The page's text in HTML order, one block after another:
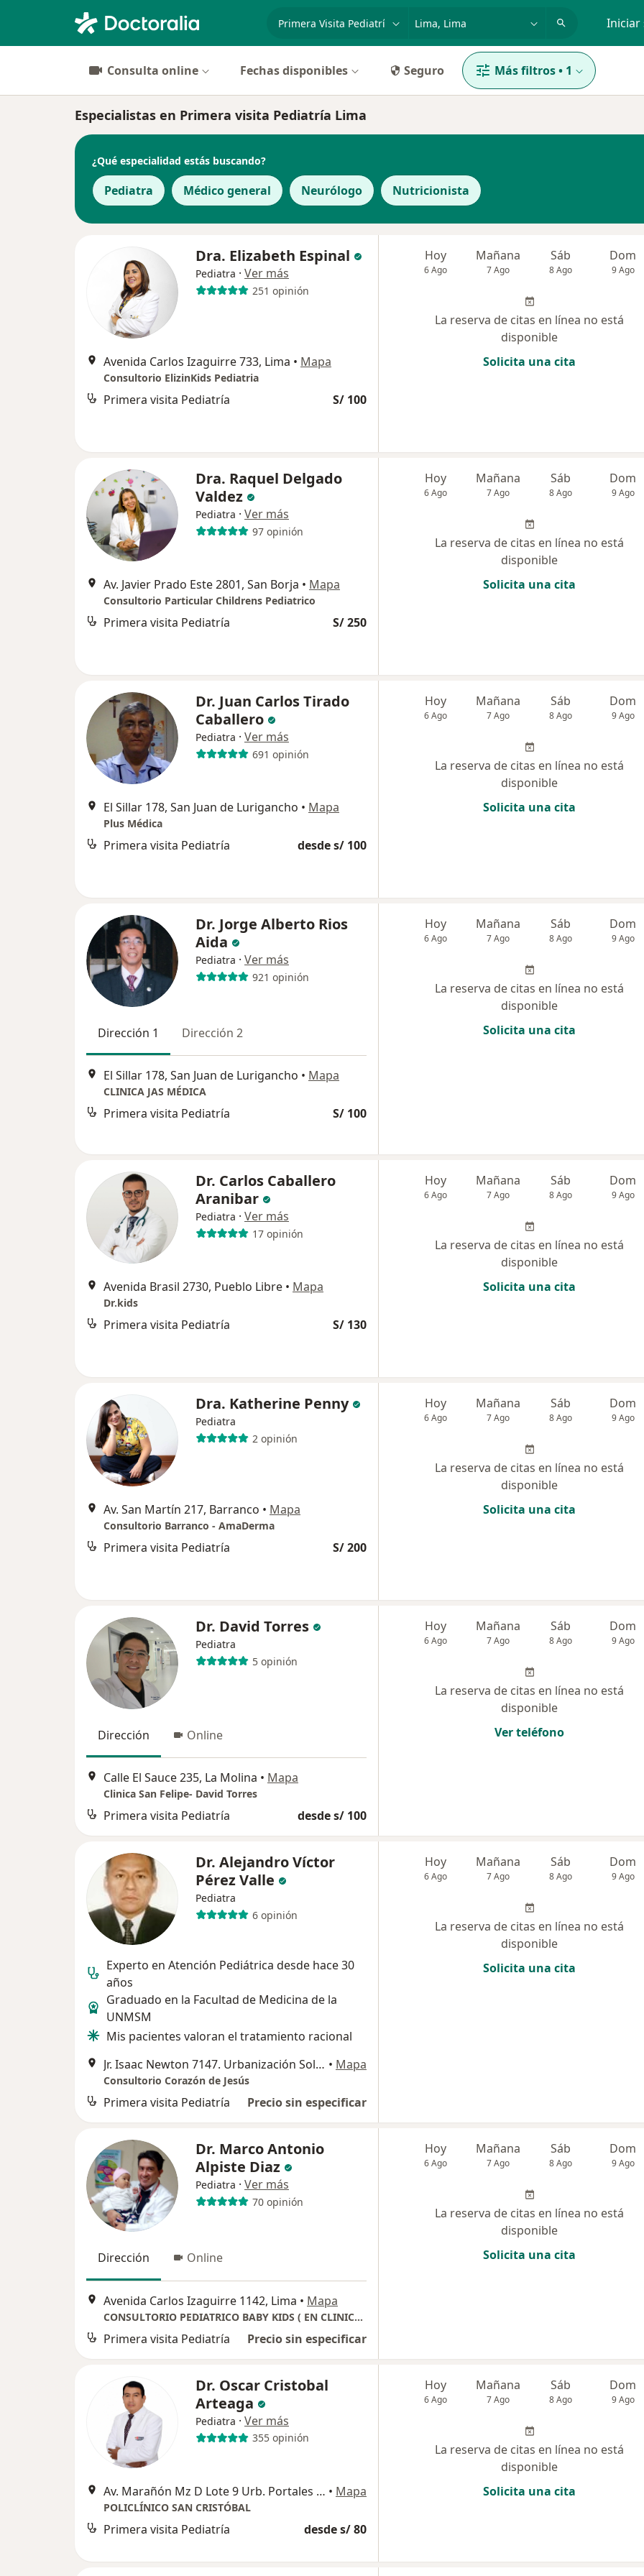
especialidad, enfermedad o nombre Iniciar
Consulta online Fechas disponibles Seguro Más filtros• 1
Especialistas en Primera visita Pediatría Lima
¿Qué especialidad estás buscando?
Pediatra Médico general Neurólogo Nutricionista
Dra. Elizabeth Espinal
Pediatra · Ver más
251 opinión
Avenida Carlos Izaguirre 733, Lima • Mapa
Consultorio ElizinKids Pediatria
Primera visita Pediatría S/ 100
Hoy
6 Ago
Mañana
7 Ago
Sáb
8 Ago
Dom
9 Ago
La reserva de citas en línea no está
disponible
Solicita una cita
Dra. Raquel Delgado
Valdez
Pediatra · Ver más
97 opinión
Av. Javier Prado Este 2801, San Borja • Mapa
Consultorio Particular Childrens Pediatrico
Primera visita Pediatría S/ 250
Hoy
6 Ago
Mañana
7 Ago
Sáb
8 Ago
Dom
9 Ago
La reserva de citas en línea no está
disponible
Solicita una cita
Dr. Juan Carlos Tirado
Caballero
Pediatra · Ver más
691 opinión
El Sillar 178, San Juan de Lurigancho • Mapa
Plus Médica
Primera visita Pediatría desde s/ 100
Hoy
6 Ago
Mañana
7 Ago
Sáb
8 Ago
Dom
9 Ago
La reserva de citas en línea no está
disponible
Solicita una cita
Dr. Jorge Alberto Rios
Aida
Pediatra · Ver más
921 opinión
Dirección 1 Dirección 2
El Sillar 178, San Juan de Lurigancho • Mapa
CLINICA JAS MÉDICA
Primera visita Pediatría S/ 100
Hoy
6 Ago
Mañana
7 Ago
Sáb
8 Ago
Dom
9 Ago
La reserva de citas en línea no está
disponible
Solicita una cita
Dr. Carlos Caballero
Aranibar
Pediatra · Ver más
17 opinión
Avenida Brasil 2730, Pueblo Libre • Mapa
Dr.kids
Primera visita Pediatría S/ 130
Hoy
6 Ago
Mañana
7 Ago
Sáb
8 Ago
Dom
9 Ago
La reserva de citas en línea no está
disponible
Solicita una cita
Dra. Katherine Penny
Pediatra
2 opinión
Av. San Martín 217, Barranco • Mapa
Consultorio Barranco - AmaDerma
Primera visita Pediatría S/ 200
Hoy
6 Ago
Mañana
7 Ago
Sáb
8 Ago
Dom
9 Ago
La reserva de citas en línea no está
disponible
Solicita una cita
Dr. David Torres
Pediatra
5 opinión
Dirección Online
Calle El Sauce 235, La Molina • Mapa
Clinica San Felipe- David Torres
Primera visita Pediatría desde s/ 100
Hoy
6 Ago
Mañana
7 Ago
Sáb
8 Ago
Dom
9 Ago
La reserva de citas en línea no está
disponible
Ver teléfono
Dr. Alejandro Víctor
Pérez Valle
Pediatra
6 opinión
Experto en Atención Pediátrica desde hace 30
años
Graduado en la Facultad de Medicina de la
UNMSM
Mis pacientes valoran el tratamiento racional
Jr. Isaac Newton 7147. Urbanización Sol de Oro., Los Olivos • Mapa
Consultorio Corazón de Jesús
Primera visita Pediatría Precio sin especificar
Hoy
6 Ago
Mañana
7 Ago
Sáb
8 Ago
Dom
9 Ago
La reserva de citas en línea no está
disponible
Solicita una cita
Dr. Marco Antonio
Alpiste Diaz
Pediatra · Ver más
70 opinión
Dirección Online
Avenida Carlos Izaguirre 1142, Lima • Mapa
CONSULTORIO PEDIATRICO BABY KIDS ( EN CLINICA SAN BARTOLOME DE LOS OLIVOS) , URBANIZACION COVIDA LOS OLIVOS
Primera visita Pediatría Precio sin especificar
Hoy
6 Ago
Mañana
7 Ago
Sáb
8 Ago
Dom
9 Ago
La reserva de citas en línea no está
disponible
Solicita una cita
Dr. Oscar Cristobal
Arteaga
Pediatra · Ver más
355 opinión
Av. Marañón Mz D Lote 9 Urb. Portales del Norte Los Olivos, Lima • Mapa
POLICLÍNICO SAN CRISTÓBAL
Primera visita Pediatría desde s/ 80
Hoy
6 Ago
Mañana
7 Ago
Sáb
8 Ago
Dom
9 Ago
La reserva de citas en línea no está
disponible
Solicita una cita